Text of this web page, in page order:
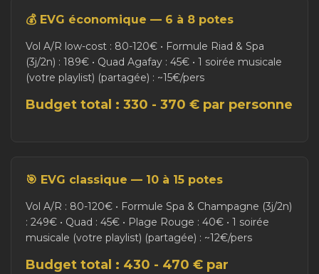
💰 EVG économique — 6 à 8 potes
Vol A/R low-cost : 80-120€ • Formule Riad & Spa
(3j/2n) : 189€ • Quad Agafay : 45€ • 1 soirée musicale
(votre playlist) (partagée) : ~15€/pers
Budget total : 330 - 370 € par personne
🎯 EVG classique — 10 à 15 potes
Vol A/R : 80-120€ • Formule Spa & Champagne (3j/2n)
: 249€ • Quad : 45€ • Plage Rouge : 40€ • 1 soirée
musicale (votre playlist) (partagée) : ~12€/pers
Budget total : 430 - 470 € par